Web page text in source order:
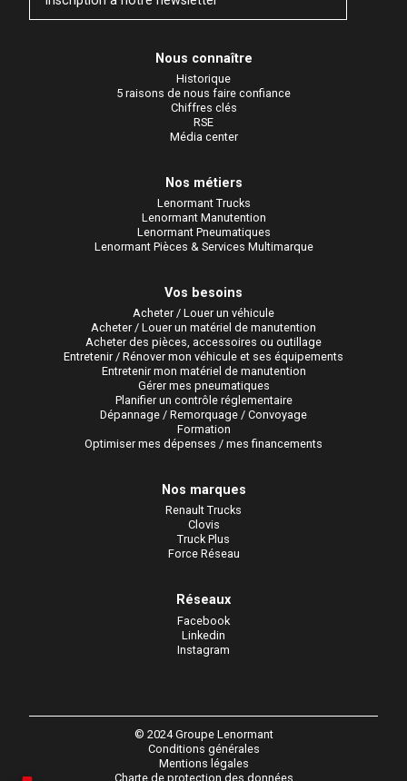
Nous connaître
Historique
5 raisons de nous faire confiance
Chiffres clés
RSE
Média center
Nos métiers
Lenormant Trucks
Lenormant Manutention
Lenormant Pneumatiques
Lenormant Pièces & Services Multimarque
Vos besoins
Acheter / Louer un véhicule
Acheter / Louer un matériel de manutention
Acheter des pièces, accessoires ou outillage
Entretenir / Rénover mon véhicule et ses équipements
Entretenir mon matériel de manutention
Gérer mes pneumatiques
Planifier un contrôle réglementaire
Dépannage / Remorquage / Convoyage
Formation
Optimiser mes dépenses / mes financements
Nos marques
Renault Trucks
Clovis
Truck Plus
Force Réseau
Réseaux
Facebook
Linkedin
Instagram
© 2024 Groupe Lenormant
Conditions générales
Mentions légales
Charte de protection des données